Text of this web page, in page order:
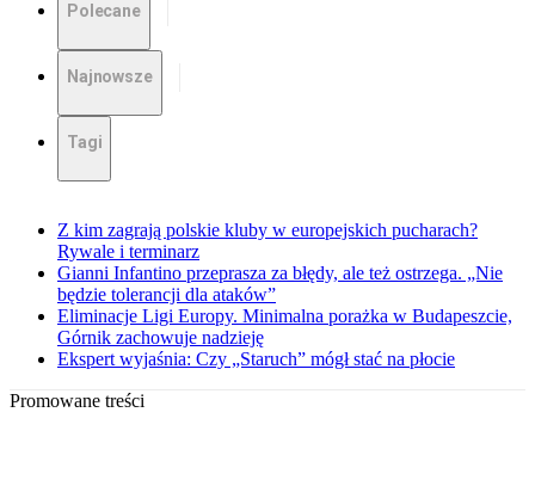
Polecane
Najnowsze
Tagi
Z kim zagrają polskie kluby w europejskich pucharach?
Rywale i terminarz
Gianni Infantino przeprasza za błędy, ale też ostrzega. „Nie
będzie tolerancji dla ataków”
Eliminacje Ligi Europy. Minimalna porażka w Budapeszcie,
Górnik zachowuje nadzieję
Ekspert wyjaśnia: Czy „Staruch” mógł stać na płocie
Promowane treści